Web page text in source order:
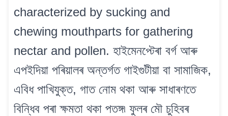
characterized by sucking and
chewing mouthparts for gathering
nectar and pollen. হাইমেনপ্টেৰা বৰ্গ আৰু
এপইদিয়া পৰিয়ালৰ অন্তৰ্গত গাইগুটীয়া বা সামাজিক,
এবিধ পাখিযুক্ত, গাত নোম থকা আৰু সাধাৰণতে
বিন্ধিব পৰা ক্ষমতা থকা পতঙ্গ৷ ফুলৰ মৌ চুহিবৰ